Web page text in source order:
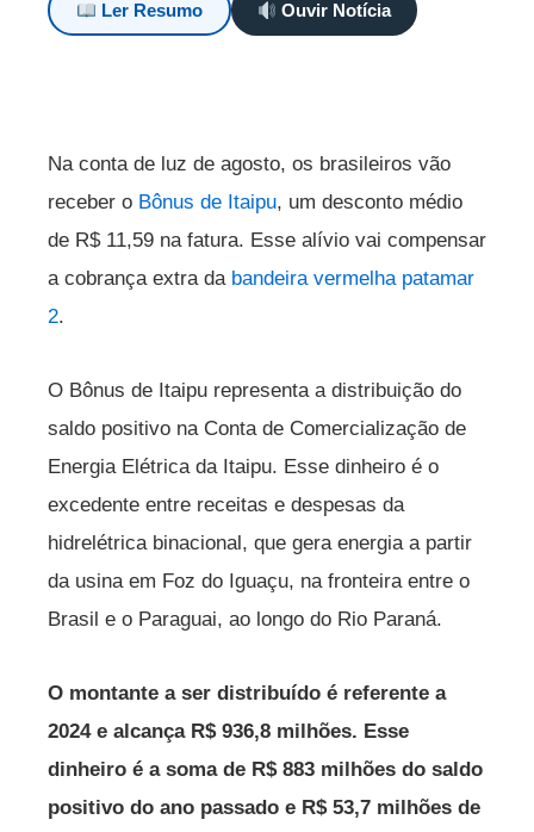
Ler Resumo Ouvir Notícia
Na conta de luz de agosto, os brasileiros vão
receber o Bônus de Itaipu, um desconto médio
de R$ 11,59 na fatura. Esse alívio vai compensar
a cobrança extra da bandeira vermelha patamar
2.
O Bônus de Itaipu representa a distribuição do
saldo positivo na Conta de Comercialização de
Energia Elétrica da Itaipu. Esse dinheiro é o
excedente entre receitas e despesas da
hidrelétrica binacional, que gera energia a partir
da usina em Foz do Iguaçu, na fronteira entre o
Brasil e o Paraguai, ao longo do Rio Paraná.
O montante a ser distribuído é referente a
2024 e alcança R$ 936,8 milhões. Esse
dinheiro é a soma de R$ 883 milhões do saldo
positivo do ano passado e R$ 53,7 milhões de